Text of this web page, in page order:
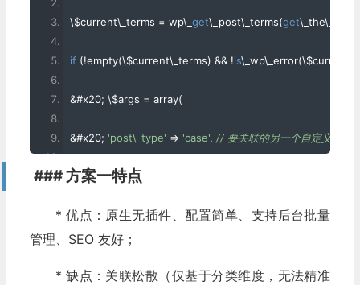
\$current\_terms = wp\_ get\_post\_terms(get\_the\_ID
if (!empty(\$current\_terms) && !is\_wp\_error(
&#x20; \$args = array(
&#x20; 'post\_type' => 'case', // 要关联的另一个自定义文章
&#x20; 'tax\_query'
&#x20 array(
### 方案一特点
* 优点：原生无插件、配置简单、支持后台批量
管理、SEO 友好；
* 缺点：关联松散（仅基于分类维度，无法精准